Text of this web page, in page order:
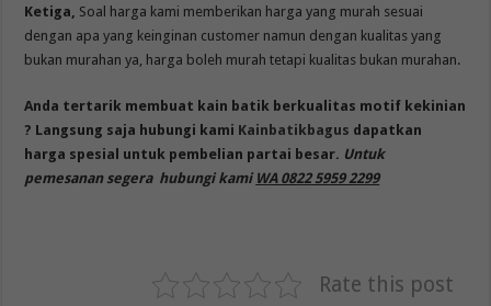
Ketiga, Soal harga kami memberikan harga yang murah sesuai
dengan apa yang keinginan customer namun dengan kualitas yang
bukan murahan ya, harga boleh murah tetapi kualitas bukan murahan.
Anda tertarik membuat kain batik berkualitas motif kekinian
? Langsung saja hubungi kami Kainbatikbagus dapatkan
harga spesial untuk pembelian partai besar. Untuk
pemesanan segera hubungi kami WA 0822 5959 2299
Rate this post